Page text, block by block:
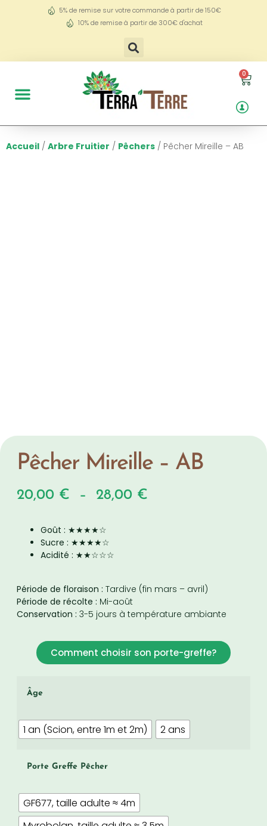
5% de remise sur votre commande à partir de 150€
10% de remise à partir de 300€ d'achat
0
Accueil / Arbre Fruitier / Pêchers / Pêcher Mireille – AB
Pêcher Mireille – AB
20,00 € – 28,00 €
Goût : ★★★★☆
Sucre : ★★★★☆
Acidité : ★★☆☆☆
Période de floraison : Tardive (fin mars – avril)
Période de récolte : Mi-août
Conservation : 3-5 jours à température ambiante
Comment choisir son porte-greffe?
Âge
1 an (Scion, entre 1m et 2m) 2 ans
Porte Greffe Pêcher
GF677, taille adulte ≈ 4m